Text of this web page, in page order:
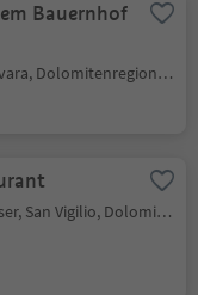
Bauernhof
Colfosco, Corvara, Dolomitenregion Alta Badia
Zwischenwasser, San Vigilio, Dolomitenregion Kronplatz